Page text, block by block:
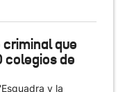
criminal que
colegios de
y la